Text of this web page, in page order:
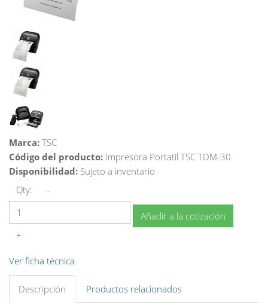
Marca: TSC
Código del producto: Impresora Portatil TSC TDM-30
Disponibilidad: Sujeto a inventario
Qty:
-
+
Añadir a la cotización
Ver ficha técnica
Descripción Productos relacionados